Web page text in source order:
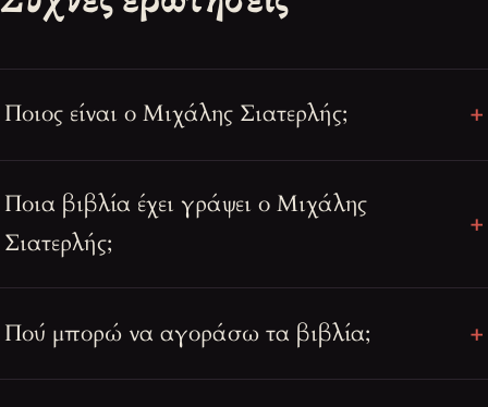
Ποιος είναι ο Μιχάλης Σιατερλής;
Ποια βιβλία έχει γράψει ο Μιχάλης
Σιατερλής;
Πού μπορώ να αγοράσω τα βιβλία;